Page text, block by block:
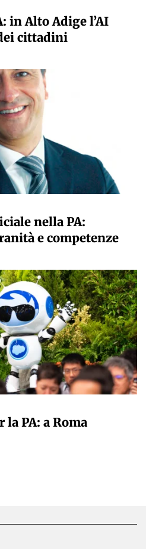
in Alto Adige l’AI
cittadini
nella PA:
e competenze
la PA: a Roma